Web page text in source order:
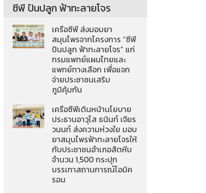
ซีพี ปันปลูก ฟ้าทะลายโจร
เครือซีพี ส่งมอบยา
สมุนไพรจากโครงการ “ซีพี
ปันปลูก ฟ้าทะลายโจร” แก่
กรมแพทย์แผนไทยและ
แพทย์ทางเลือก เพื่อแจก
จ่ายประชาชนเสริม
ภูมิคุ้มกัน
เครือซีพีเดินหน้านโยบาย
ประธานอาวุโส ธนินท์ เจียร
วนนท์ ส่งความห่วงใย มอบ
ยาสมุนไพรฟ้าทะลายโจรให้
กับประชาชนอำเภอสัตหีบ
จำนวน 1,500 กระปุก
บรรเทาสถานการณ์โอมิค
รอน